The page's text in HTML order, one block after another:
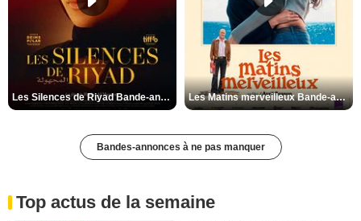
Les Silences de Riyad Bande-annonce VO STFR Les Matins merveilleux Bande-annonce VF
Bandes-annonces à ne pas manquer
Top actus de la semaine